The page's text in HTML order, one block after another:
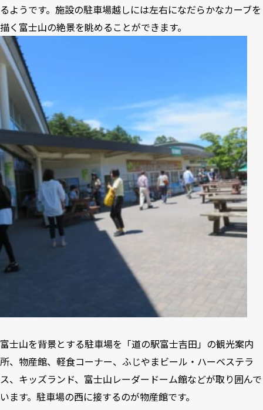
るようです。施設の駐車場越しには左右になだらかなカーブを
描く富士山の絶景を眺めることができます。
富士山を背景とする駐車場を「道の駅富士吉田」の観光案内
所、物産館、軽食コーナー、ふじやまビール・ハーベステラ
ス、キッズランド、富士山レーダードーム館などが取り囲んで
います。駐車場の西に接するのが物産館です。